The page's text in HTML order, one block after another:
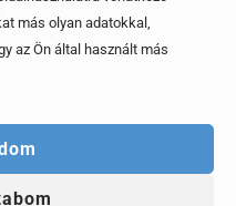
más olyan adatokkal,
az Ön által használt más